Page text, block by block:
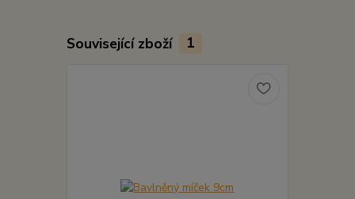
Související zboží 1